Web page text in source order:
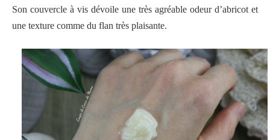
Son couvercle à vis dévoile une très agréable odeur d’abricot et
une texture comme du flan très plaisante.